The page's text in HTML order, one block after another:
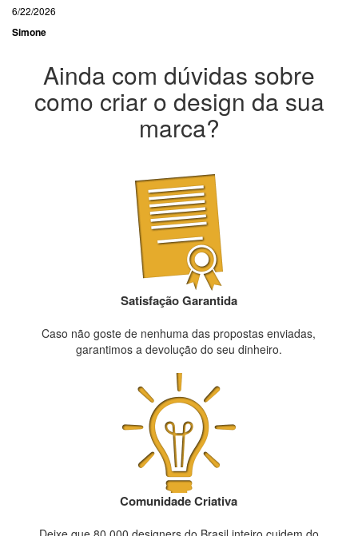
6/22/2026
Simone
Ainda com dúvidas sobre
como criar o design da sua
marca?
Satisfação Garantida
Caso não goste de nenhuma das propostas enviadas,
garantimos a devolução do seu dinheiro.
Comunidade Criativa